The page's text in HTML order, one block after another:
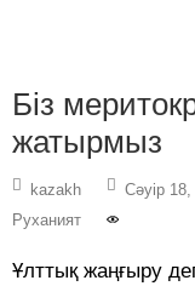
Біз
жатырмыз
kazakh Сәуір
Руханият
Ұлттық жаңғыру